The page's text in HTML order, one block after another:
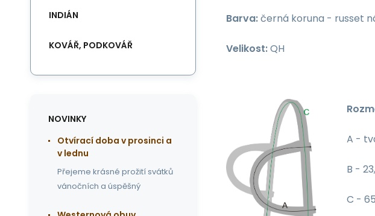
Barva:černá koruna - russet
Velikost:QH
A -
B -
C -
INDIÁN
KOVÁŘ, PODKOVÁŘ
NOVINKY
Otvírací doba v prosinci a
v lednu
Přejeme krásné prožití svátků
vánočních a úspěšný